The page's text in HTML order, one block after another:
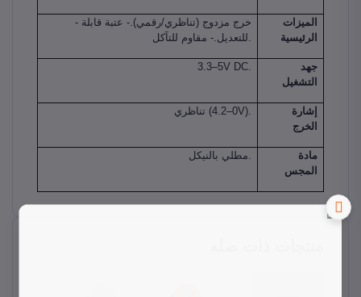
الميزات
الرئيسية
- خرج مزدوج (تناظري/رقمي).- عتبة قابلة
جهد
التشغيل
3.3–5V DC.
إشارة
الخرج
تناظري (0–4.2V).
مادة
المجس